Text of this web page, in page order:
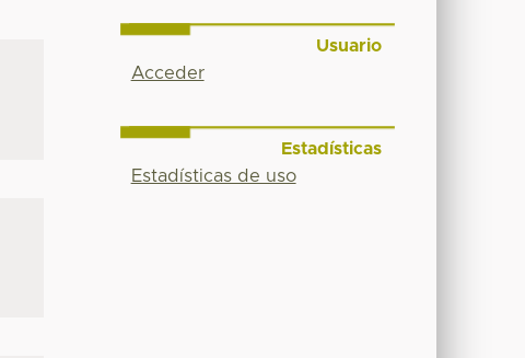
Usuario
Acceder
Estadísticas
Estadísticas de uso